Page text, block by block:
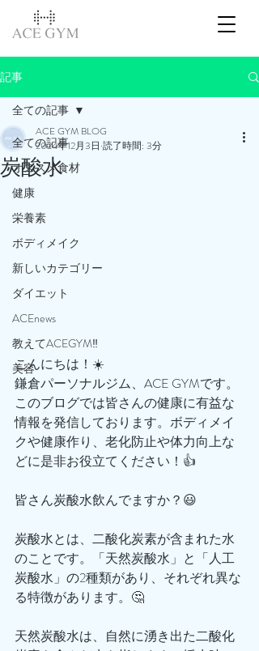
記事
全ての記事
オススメ食材
健康
栄養素
ボディメイク
新しいカテゴリー
ダイエット
ACEnews
教えてACEGYM‼️
美容
全ての記事
炭酸水
ACE GYM BLOG
2024年12月3日 読了時間: 3分
こんにちは！☀️
鎌倉パーソナルジム、ACE GYMです。
このブログでは皆さんの健康に有益な
情報を発信しております。ボディメイ
クや健康作り、老化防止や体力向上な
どに是非お役立てください！👍
皆さん炭酸水飲んでますか？😃
炭酸水とは、二酸化炭素が含まれた水
のことです。「天然炭酸水」と「人工
炭酸水」の2種類があり、それぞれ異な
る特徴があります。🤔
天然炭酸水は、自然に湧き出た二酸化